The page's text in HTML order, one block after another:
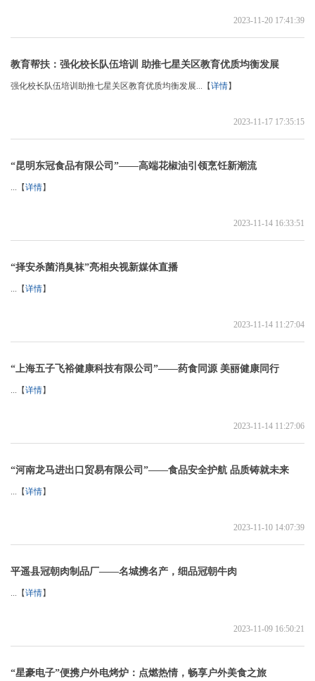
2023-11-20 17:41:39
教育帮扶：强化校长队伍培训 助推七星关区教育优质均衡发展
强化校长队伍培训助推七星关区教育优质均衡发展...【详情】
2023-11-17 17:35:15
“昆明东冠食品有限公司”——高端花椒油引领烹饪新潮流
...【详情】
2023-11-14 16:33:51
“择安杀菌消臭袜”亮相央视新媒体直播
...【详情】
2023-11-14 11:27:04
“上海五子飞裕健康科技有限公司”——药食同源 美丽健康同行
...【详情】
2023-11-14 11:27:06
“河南龙马进出口贸易有限公司”——食品安全护航 品质铸就未来
...【详情】
2023-11-10 14:07:39
平遥县冠朝肉制品厂——名城携名产，细品冠朝牛肉
...【详情】
2023-11-09 16:50:21
“星豪电子”便携户外电烤炉：点燃热情，畅享户外美食之旅